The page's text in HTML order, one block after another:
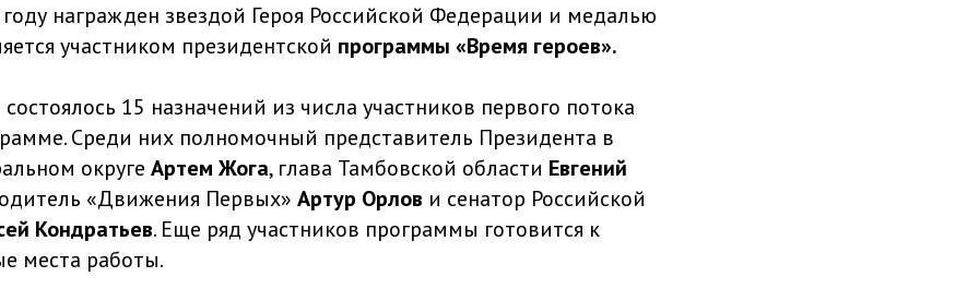
награжден звездой Героя Российской Федерации и медалью
участником президентской программы «Время героев».
15 назначений из числа участников первого потока
Среди них полномочный представитель Президента в
округе Артем Жога, глава Тамбовской области Евгений
«Движения Первых» Артур Орлов и сенатор Российской
Кондратьев. Еще ряд участников программы готовится к
места работы.